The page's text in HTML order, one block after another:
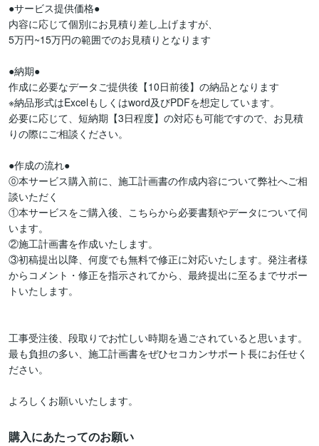
●サービス提供価格●
内容に応じて個別にお見積り差し上げますが、
5万円~15万円の範囲でのお見積りとなります
●納期●
作成に必要なデータご提供後【10日前後】の納品となります
※納品形式はExcelもしくはword及びPDFを想定しています。
必要に応じて、短納期【3日程度】の対応も可能ですので、お見積
りの際にご相談ください。
●作成の流れ●
⓪本サービス購入前に、施工計画書の作成内容について弊社へご相
談いただく
①本サービスをご購入後、こちらから必要書類やデータについて伺
います。
②施工計画書を作成いたします。
③初稿提出以降、何度でも無料で修正に対応いたします。発注者様
からコメント・修正を指示されてから、最終提出に至るまでサポー
トいたします。
工事受注後、段取りでお忙しい時期を過ごされていると思います。
最も負担の多い、施工計画書をぜひセコカンサポート長にお任せく
ださい。
よろしくお願いいたします。
購入にあたってのお願い